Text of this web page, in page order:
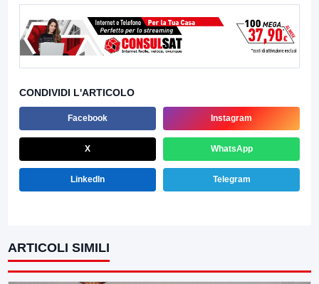
CONDIVIDI L'ARTICOLO
Facebook Instagram
X WhatsApp
LinkedIn Telegram
ARTICOLI SIMILI